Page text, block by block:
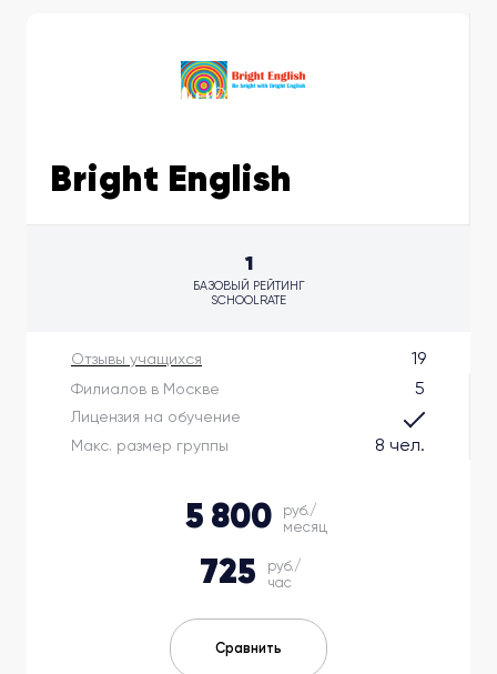
Bright English
Отзывы учащихся 19
Филиалов в Москве 5
Макс. размер группы 8 чел.
Лицензия на обучение
1
БАЗОВЫЙ РЕЙТИНГ
SCHOOLRATE
5 800
руб./
месяц
725
руб./
час
Сравнить